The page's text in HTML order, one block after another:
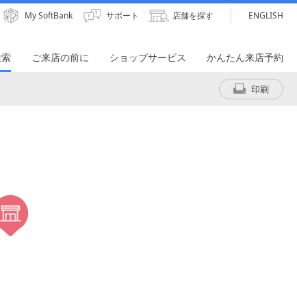
My SoftBank サポート 店舗を探す ENGLISH
ご来店の前に ショップサービス かんたん来店予約
印刷